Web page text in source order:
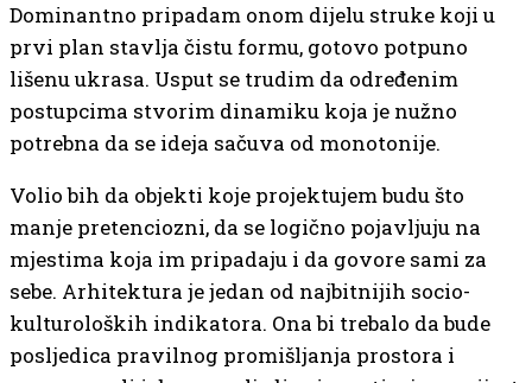
Dominantno pripadam onom dijelu struke koji u
prvi plan stavlja čistu formu, gotovo potpuno
lišenu ukrasa. Usput se trudim da određenim
postupcima stvorim dinamiku koja je nužno
potrebna da se ideja sačuva od monotonije.
Volio bih da objekti koje projektujem budu što
manje pretenciozni, da se logično pojavljuju na
mjestima koja im pripadaju i da govore sami za
sebe. Arhitektura je jedan od najbitnijih socio-
kulturoloških indikatora. Ona bi trebalo da bude
posljedica pravilnog promišljanja prostora i